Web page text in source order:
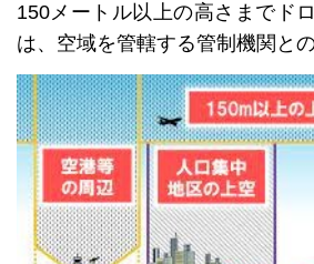
150メートル以上の高さまでド
は、空域を管轄する管制機関と